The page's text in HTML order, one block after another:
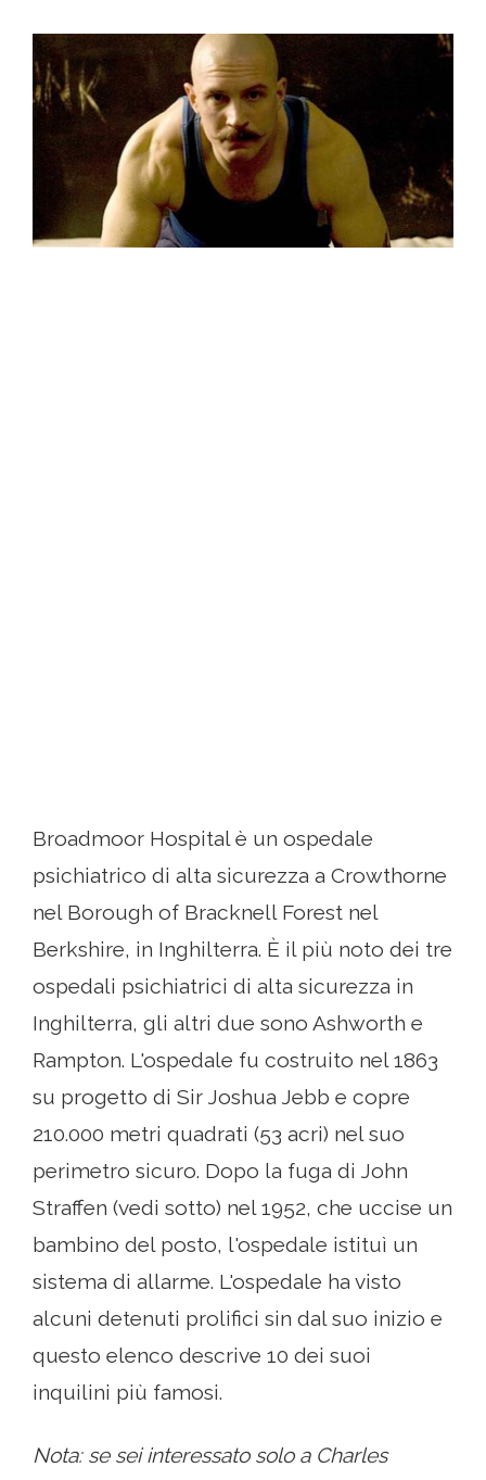
Broadmoor Hospital è un ospedale
psichiatrico di alta sicurezza a Crowthorne
nel Borough of Bracknell Forest nel
Berkshire, in Inghilterra. È il più noto dei tre
ospedali psichiatrici di alta sicurezza in
Inghilterra, gli altri due sono Ashworth e
Rampton. L'ospedale fu costruito nel 1863
su progetto di Sir Joshua Jebb e copre
210.000 metri quadrati (53 acri) nel suo
perimetro sicuro. Dopo la fuga di John
Straffen (vedi sotto) nel 1952, che uccise un
bambino del posto, l'ospedale istituì un
sistema di allarme. L'ospedale ha visto
alcuni detenuti prolifici sin dal suo inizio e
questo elenco descrive 10 dei suoi
inquilini più famosi.
Nota: se sei interessato solo a Charles